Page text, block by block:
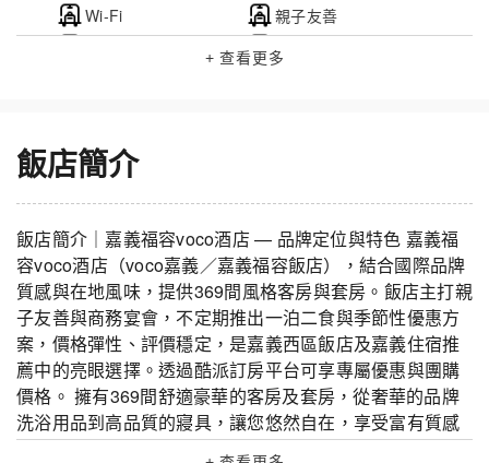
Wi-Fi
親子友善
餐廳
+ 查看更多
飯店簡介
飯店簡介｜嘉義福容voco酒店 — 品牌定位與特色 嘉義福
容voco酒店（voco嘉義／嘉義福容飯店），結合國際品牌
質感與在地風味，提供369間風格客房與套房。飯店主打親
子友善與商務宴會，不定期推出一泊二食與季節性優惠方
案，價格彈性、評價穩定，是嘉義西區飯店及嘉義住宿推
薦中的亮眼選擇。透過酷派訂房平台可享專屬優惠與團購
價格。 擁有369間舒適豪華的客房及套房，從奢華的品牌
洗浴用品到高品質的寢具，讓您悠然自在，享受富有質感
的獨處時光。 各具風格的餐廳，滿足您的味覺饗宴。Lobb